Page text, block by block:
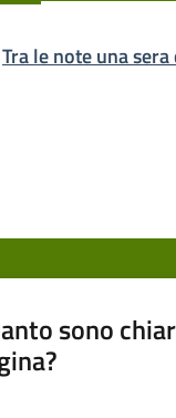
Tra le note una
sono